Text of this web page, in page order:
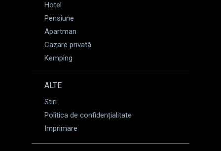
Hotel
Pensiune
Apartman
Cazare privată
Kemping
ALTE
Stiri
Politica de confidențialitate
Imprimare